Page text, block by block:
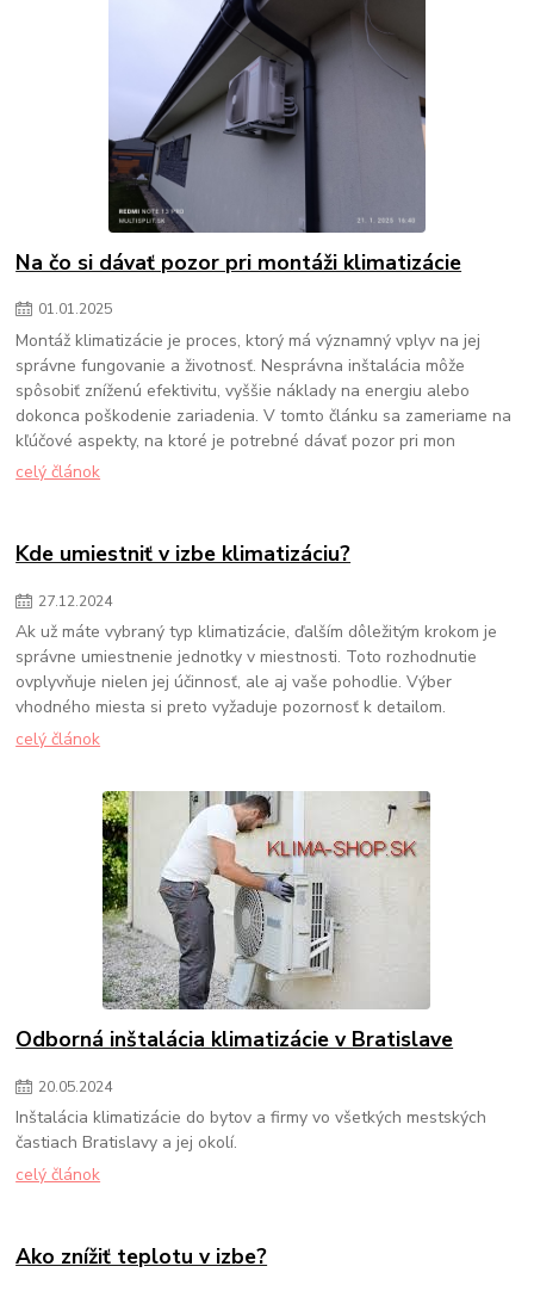
Na čo si dávať pozor pri montáži klimatizácie
01.01.2025
Montáž klimatizácie je proces, ktorý má významný vplyv na jej
správne fungovanie a životnosť. Nesprávna inštalácia môže
spôsobiť zníženú efektivitu, vyššie náklady na energiu alebo
dokonca poškodenie zariadenia. V tomto článku sa zameriame na
kľúčové aspekty, na ktoré je potrebné dávať pozor pri mon
celý článok
Kde umiestniť v izbe klimatizáciu?
27.12.2024
Ak už máte vybraný typ klimatizácie, ďalším dôležitým krokom je
správne umiestnenie jednotky v miestnosti. Toto rozhodnutie
ovplyvňuje nielen jej účinnosť, ale aj vaše pohodlie. Výber
vhodného miesta si preto vyžaduje pozornosť k detailom.
celý článok
Odborná inštalácia klimatizácie v Bratislave
20.05.2024
Inštalácia klimatizácie do bytov a firmy vo všetkých mestských
častiach Bratislavy a jej okolí.
celý článok
Ako znížiť teplotu v izbe?